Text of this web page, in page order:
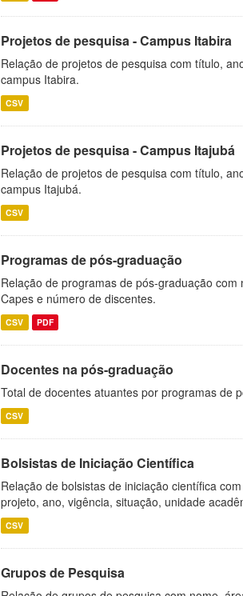
Projetos de pesquisa - Campus Itabira
Relação de projetos de pesquisa com título,
campus Itabira.
CSV
Projetos de pesquisa - Campus Itajubá
Relação de projetos de pesquisa com título,
campus Itajubá.
CSV
Programas de pós-graduação
Relação de programas de pós-graduação
Capes e número de discentes.
CSV PDF
Docentes na pós-graduação
Total de docentes atuantes por programas de
CSV
Bolsistas de Iniciação Científica
Relação de bolsistas de iniciação científica
projeto, ano, vigência, situação, unidade
CSV
Grupos de Pesquisa